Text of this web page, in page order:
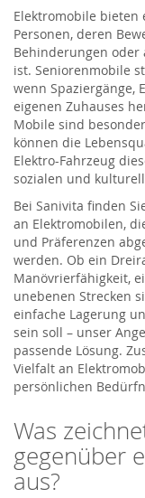
Elektromobile
Personen, deren
Behinderungen oder
ist. Seniorenmobile
wenn Spaziergänge,
eigenen Zuhauses
Mobile sind
können die
Elektro-Fahrzeug
sozialen und
Bei Sanivita finden
an Elektromobilen,
und Präferenzen
werden. Ob ein
Manövrierfähigkeit,
unebenen Strecken
einfache Lagerung
sein soll – unser
passende Lösung.
Vielfalt an
persönlichen
Was
gegenüber
aus?